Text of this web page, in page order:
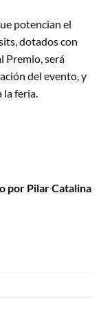
potencian el
dotados con
Premio, será
del evento, y
la feria.
por Pilar Catalina